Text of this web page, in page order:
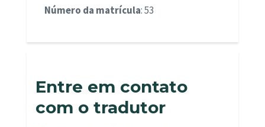
Número da matrícula: 53
Entre em contato
com o tradutor